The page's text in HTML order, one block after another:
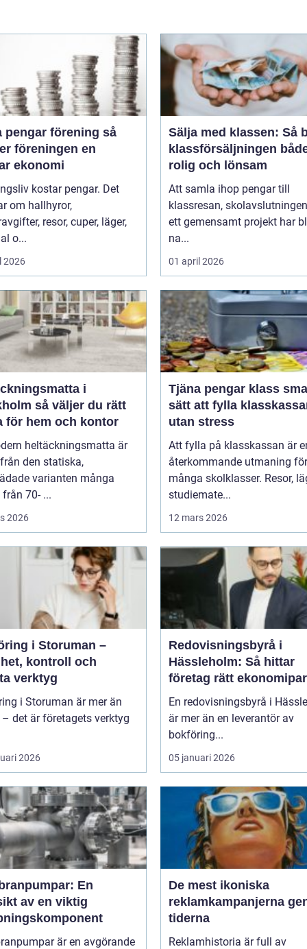
förening så
föreningen en
ekonomi
kostar pengar. Det
om hallhyror,
resor, cuper, läger,
o...
2026
Sälja med klassen: Så
klassförsäljningen
rolig och lönsam
Att samla ihop pengar till
klassresan,
ett gemensamt projekt har
na...
01 april 2026
i
du rätt
för hem och kontor
heltäckningsmatta är
den statiska,
varianten många
70- ...
2026
Tjäna pengar klass smarta
sätt att fylla
utan stress
Att fylla på klasskassan är
återkommande utmaning för
många skolklasser. Resor,
studiemate...
12 mars 2026
i Storuman –
kontroll och
verktyg
i Storuman är mer än
det är företagets verktyg
2026
Redovisningsbyrå i
Hässleholm: Så hittar
företag rätt
En redovisningsbyrå i
är mer än en leverantör av
bokföring...
05 januari 2026
En
av en viktig
är en avgörande
De mest ikoniska
reklamkampanjerna
tiderna
Reklamhistoria är full av